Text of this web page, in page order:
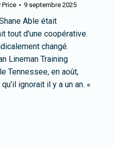
Price 9 septembre 2025
Able était
tout d'une coopérative.
changé.
Lineman Training
Tennessee, en août,
ignorait il y a un an. «